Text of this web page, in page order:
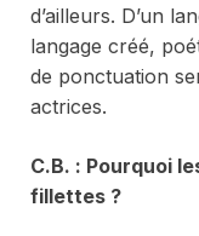
d’ailleurs. D’un
langage créé,
de ponctuation
actrices.
C.B. : Pourquoi
fillettes ?